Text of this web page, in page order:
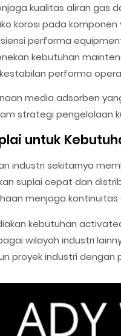
kualitas aliran gas
korosi pada
performa
kebutuhan
performa
media adsorben
strategi pengelolaan
untuk
industri sekitarnya
suplai cepat dan
menjaga
kebutuhan
wilayah industri
proyek industri dengan